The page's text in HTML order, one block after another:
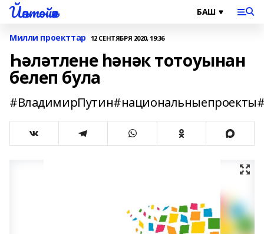
Йәнтөйәк
Милли проекттар 12 СЕНТЯБРЯ 2020, 19:36
Һәләтлене һәнәк тотоуынан
белеп була